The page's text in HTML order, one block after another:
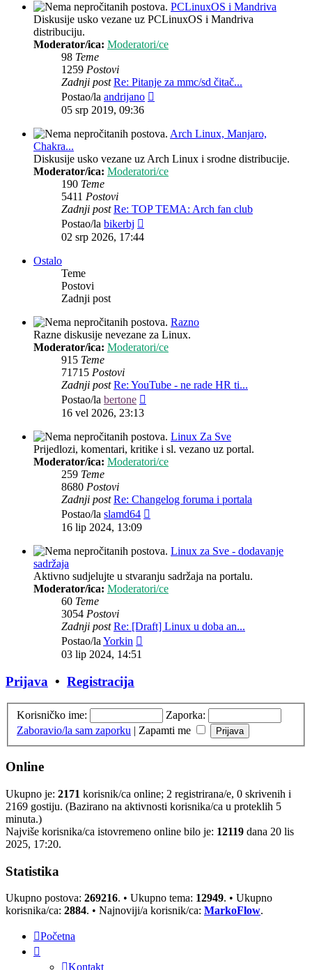
PCLinuxOS i Mandriva
Diskusije usko vezane uz PCLinuxOS i Mandriva
distribuciju.
Moderator/ica: Moderatori/ce
98 Teme
1259 Postovi
Zadnji post Re: Pitanje za mmc/sd čitač...
Postao/la andrijano
05 srp 2019, 09:36
Arch Linux, Manjaro,
Chakra...
Diskusije usko vezane uz Arch Linux i srodne distribucije.
Moderator/ica: Moderatori/ce
190 Teme
5411 Postovi
Zadnji post Re: TOP TEMA: Arch fan club
Postao/la bikerbj
02 srp 2026, 17:44
Ostalo
Teme
Postovi
Zadnji post
Razno
Razne diskusije nevezane za Linux.
Moderator/ica: Moderatori/ce
915 Teme
71715 Postovi
Zadnji post Re: YouTube - ne rade HR ti...
Postao/la bertone
16 vel 2026, 23:13
Linux Za Sve
Prijedlozi, komentari, kritike i sl. vezano uz portal.
Moderator/ica: Moderatori/ce
259 Teme
8680 Postovi
Zadnji post Re: Changelog foruma i portala
Postao/la slamd64
16 lip 2024, 13:09
Linux za Sve - dodavanje
sadržaja
Aktivno sudjelujte u stvaranju sadržaja na portalu.
Moderator/ica: Moderatori/ce
60 Teme
3054 Postovi
Zadnji post Re: [Draft] Linux u doba an...
Postao/laYorkin
03 lip 2024, 14:51
Prijava • Registracija
Korisničko ime:
Zaporka:
Zaboravio/la sam zaporku | Zapamti me
Online
Ukupno je: 2171 korisnik/ca online; 2 registrirana/e, 0 skrivenih i
2169 gostiju. (Bazirano na aktivnosti korisnika/ca u proteklih 5
minuta.)
Najviše korisnika/ca istovremeno online bilo je: 12119 dana 20 lis
2025, 17:20.
Statistika
Ukupno postova: 269216. • Ukupno tema: 12949. • Ukupno
korisnika/ca: 2884. • Najnoviji/a korisnik/ca: MarkoFlow.
Početna
Kontakt